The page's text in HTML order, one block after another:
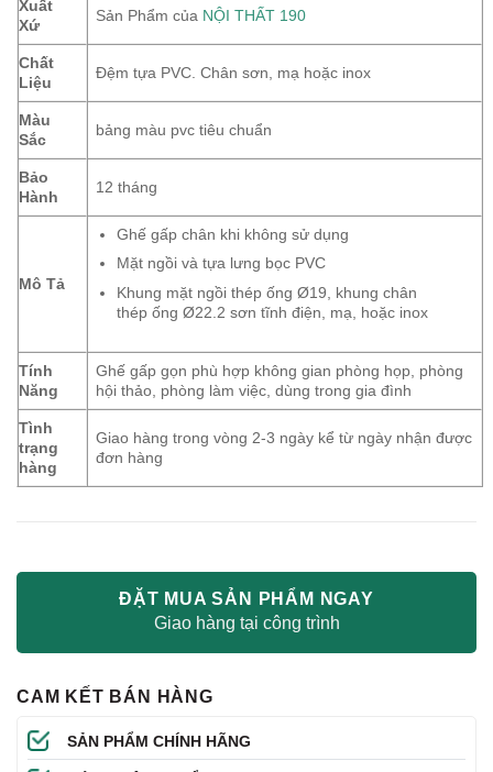
Xuất
Xứ
Sản Phẩm của NỘI THẤT 190
Chất
Liệu
Đệm tựa PVC. Chân sơn, mạ hoặc inox
Màu
Sắc
bảng màu pvc tiêu chuẩn
Bảo
Hành
12 tháng
Mô Tả
Ghế gấp chân khi không sử dụng
Mặt ngồi và tựa lưng bọc PVC
Khung mặt ngồi thép ống Ø19, khung chân
thép ống Ø22.2 sơn tĩnh điện, mạ, hoặc inox
Tính
Năng
Ghế gấp gọn phù hợp không gian phòng họp, phòng
hội thảo, phòng làm việc, dùng trong gia đình
Tình
trạng
hàng
Giao hàng trong vòng 2-3 ngày kể từ ngày nhận được
đơn hàng
ĐẶT MUA SẢN PHẨM NGAY
Giao hàng tại công trình
CAM KẾT BÁN HÀNG
SẢN PHẨM CHÍNH HÃNG